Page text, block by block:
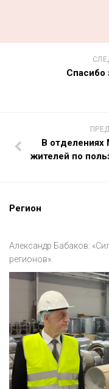
Спасибо
В
жителей по
Регион
Александр Бабаков:
регионов».